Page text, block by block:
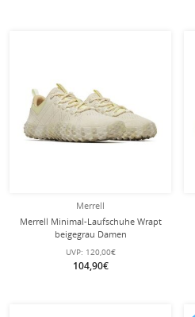
Merrell
Merrell Minimal-Laufschuhe Wrapt
beigegrau Damen
UVP: 120,00€
104,90€